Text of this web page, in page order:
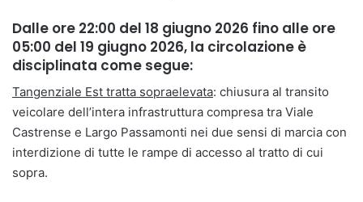
Dalle ore 22:00 del 18 giugno 2026 fino alle ore
05:00 del 19 giugno 2026, la circolazione è
disciplinata come segue:
Tangenziale Est tratta sopraelevata: chiusura al transito
veicolare dell’intera infrastruttura compresa tra Viale
Castrense e Largo Passamonti nei due sensi di marcia con
interdizione di tutte le rampe di accesso al tratto di cui
sopra.